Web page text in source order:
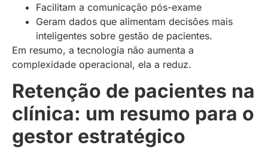
Facilitam a comunicação pós-exame
Geram dados que alimentam decisões mais
inteligentes sobre gestão de pacientes.
Em resumo, a tecnologia não aumenta a
complexidade operacional, ela a reduz.
Retenção de pacientes na
clínica: um resumo para o
gestor estratégico